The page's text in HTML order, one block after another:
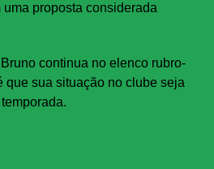
proposta considerada
continua no elenco rubro-
que sua situação no clube seja